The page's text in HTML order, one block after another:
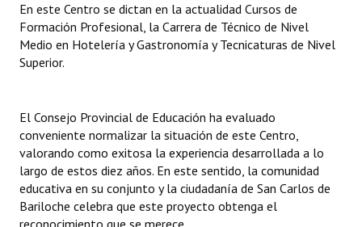
Ejecución Presupuestaria
Actas de Audiencias Públicas
Comunicaciones
Declaraciones
Resoluciones
En este Centro se dictan en la actualidad Cursos de
Formación Profesional, la Carrera de Técnico de Nivel
Medio en Hotelería y Gastronomía y Tecnicaturas de Nivel
Superior.
El Consejo Provincial de Educación ha evaluado
conveniente normalizar la situación de este Centro,
valorando como exitosa la experiencia desarrollada a lo
largo de estos diez años. En este sentido, la comunidad
educativa en su conjunto y la ciudadanía de San Carlos de
Bariloche celebra que este proyecto obtenga el
reconocimiento que se merece.